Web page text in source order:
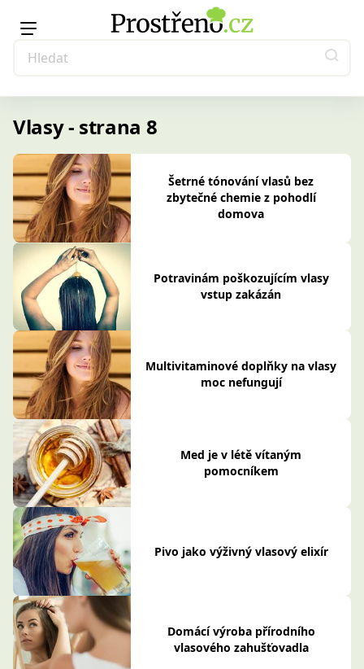
Vlasy - strana 8
Šetrné tónování vlasů bez
zbytečné chemie z pohodlí
domova
Potravinám poškozujícím vlasy
vstup zakázán
Multivitaminové doplňky na vlasy
moc nefungují
Med je v létě vítaným
pomocníkem
Pivo jako výživný vlasový elixír
Domácí výroba přírodního
vlasového zahušťovadla